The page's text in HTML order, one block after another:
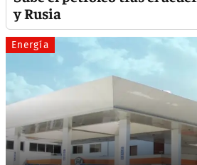
y Rusia
Energía